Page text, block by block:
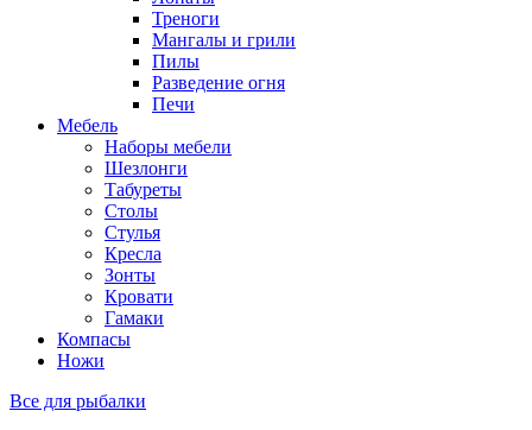
Треноги
Мангалы и грили
Пилы
Разведение огня
Печи
Мебель
Наборы мебели
Шезлонги
Табуреты
Столы
Стулья
Кресла
Зонты
Кровати
Гамаки
Компасы
Ножи
Все для рыбалки